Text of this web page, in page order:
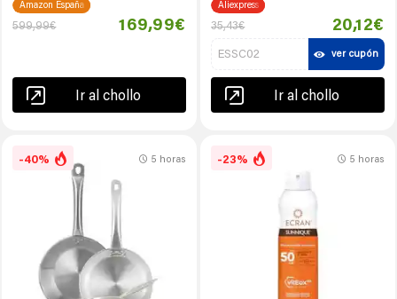
Amazon España
599,99€ 169,99€
Ir al chollo
Aliexpress
35,43€ 20,12€
ESSC02 ver cupón
Ir al chollo
-40% 5 horas -23% 5 horas